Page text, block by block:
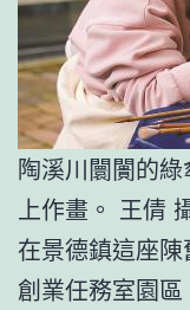
陶溪川闤闠的
上作畫。 王倩
在景德鎮這座
創業任務室園